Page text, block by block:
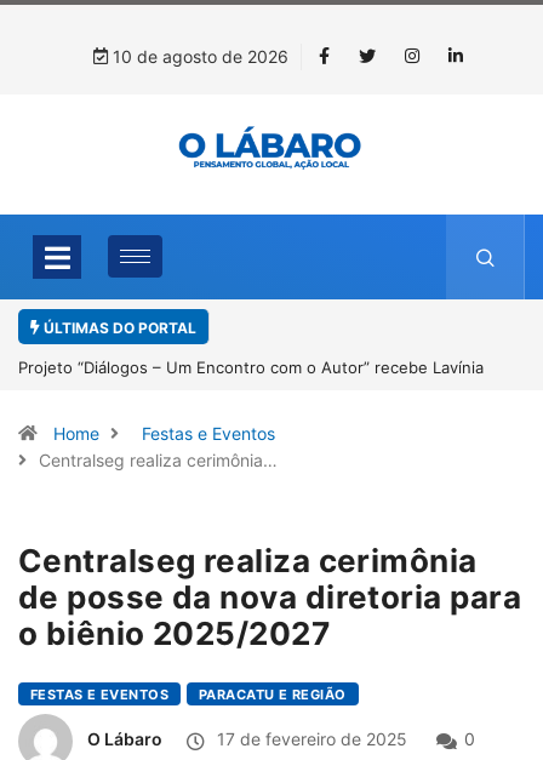
10 de agosto de 2026
ÚLTIMAS DO PORTAL
Projeto “Diálogos – Um Encontro com o Autor” recebe Lavínia
Home
Festas e Eventos
Centralseg realiza cerimônia…
Centralseg realiza cerimônia
de posse da nova diretoria para
o biênio 2025/2027
FESTAS E EVENTOS PARACATU E REGIÃO
O Lábaro 17 de fevereiro de 2025 0